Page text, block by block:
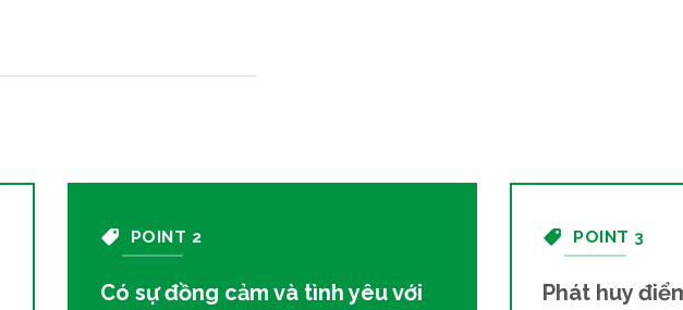
POINT 2
Có sự đồng cảm và tình yêu với
POINT 3
Phát huy